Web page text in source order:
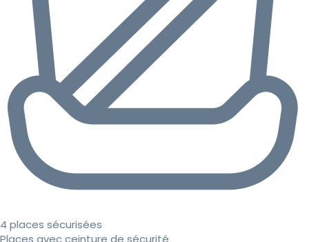
4 places sécurisées
Places avec ceinture de sécurité